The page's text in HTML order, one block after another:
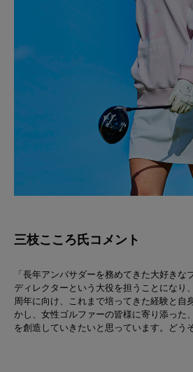
三枝こころ氏コメント
「長年アンバサダーを務めてきた大好きな
ディレクターという大役を担うことになり
周年に向け、これまで培ってきた経験と自
かし、女性ゴルファーの皆様に寄り添った
を創造していきたいと思っています。どう